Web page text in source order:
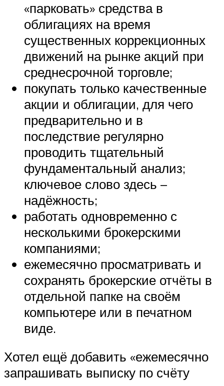
«парковать» средства в
облигациях на время
существенных коррекционных
движений на рынке акций при
среднесрочной торговле;
покупать только качественные
акции и облигации, для чего
предварительно и в
последствие регулярно
проводить тщательный
фундаментальный анализ;
ключевое слово здесь –
надёжность;
работать одновременно с
несколькими брокерскими
компаниями;
ежемесячно просматривать и
сохранять брокерские отчёты в
отдельной папке на своём
компьютере или в печатном
виде.
Хотел ещё добавить «ежемесячно
запрашивать выписку по счёту